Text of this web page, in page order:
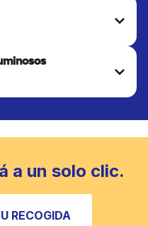
Adecuado para
que requieren
su forma, color y
edredones, mantas y
refrescar piezas
en una lavadora
a un solo clic.
RECOGIDA